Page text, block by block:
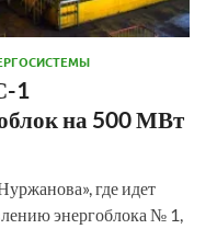
1
на 500 МВт
где идет
энергоблока № 1,